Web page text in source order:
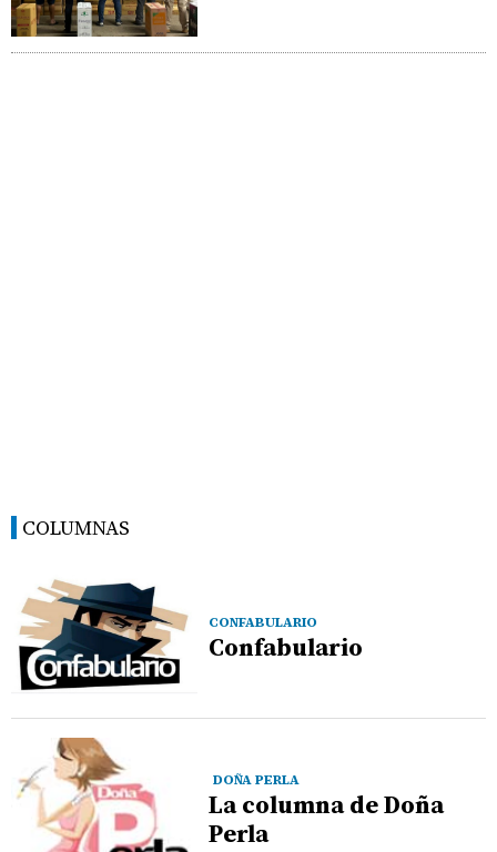
COLUMNAS
CONFABULARIO
Confabulario
DOÑA PERLA
La columna de Doña
Perla